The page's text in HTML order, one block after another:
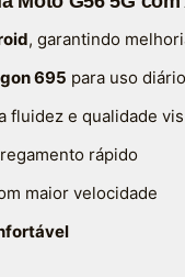
, garantindo
695 para uso
fluidez e qualidade
rápido
maior velocidade